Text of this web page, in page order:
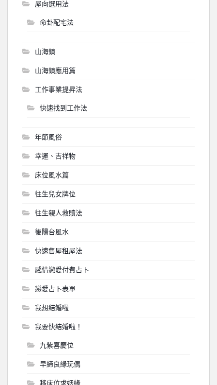
屋向選用法
命卦配宅法
山海鎮
山海鎮應用篇
工作事業提昇法
快速找到工作法
年節風俗
幸運、吉祥物
床位風水篇
往生兒女牌位
往生親人救贖法
後陽台風水
快速售屋租屋法
感情戀愛付費占卜
戀愛占卜表單
我想結婚啦
我要快結婚啦！
九紫喜慶位
早締良緣玩偶
移床位求姻緣